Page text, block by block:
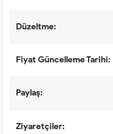
Düzeltme:
Fiyat Güncelleme Tarihi:
Paylaş:
Ziyaretçiler: